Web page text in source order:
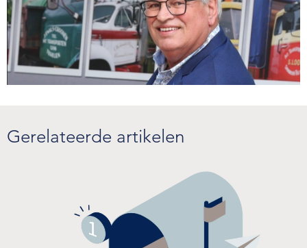
NIWO
Veraartlaan 10
2288 GM Rijswijk
T +31 (0)70 399 20 11
Gerelateerde artikelen